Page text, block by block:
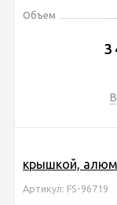
Объем
3
крышкой,
Артикул: FS-96719